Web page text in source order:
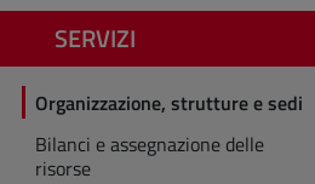
SERVIZI
Organizzazione, strutture e sedi
Bilanci e assegnazione delle
risorse